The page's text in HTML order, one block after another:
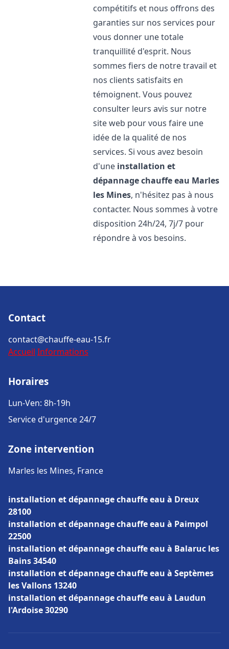
compétitifs et nous offrons des
garanties sur nos services pour
vous donner une totale
tranquillité d'esprit. Nous
sommes fiers de notre travail et
nos clients satisfaits en
témoignent. Vous pouvez
consulter leurs avis sur notre
site web pour vous faire une
idée de la qualité de nos
services. Si vous avez besoin
d'une installation et
dépannage chauffe eau Marles
les Mines, n'hésitez pas à nous
contacter. Nous sommes à votre
disposition 24h/24, 7j/7 pour
répondre à vos besoins.
Contact
contact@chauffe-eau-15.fr
Accueil Informations
Horaires
Lun-Ven: 8h-19h
Service d'urgence 24/7
Zone intervention
Marles les Mines, France
installation et dépannage chauffe eau à Dreux
28100
installation et dépannage chauffe eau à Paimpol
22500
installation et dépannage chauffe eau à Balaruc les
Bains 34540
installation et dépannage chauffe eau à Septèmes
les Vallons 13240
installation et dépannage chauffe eau à Laudun
l'Ardoise 30290